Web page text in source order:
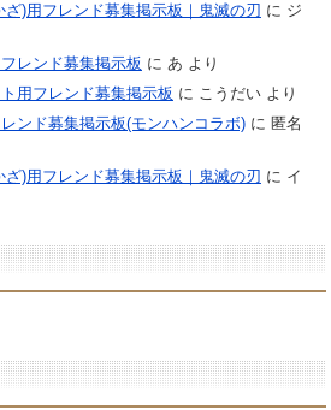
ざ)用フレンド募集掲示板｜鬼滅の刃 に ジ
レンド募集掲示板 に あ より
用フレンド募集掲示板 に こうだいより
ンド募集掲示板(モンハンコラボ)に 匿名
ざ)用フレンド募集掲示板｜鬼滅の刃 に イ